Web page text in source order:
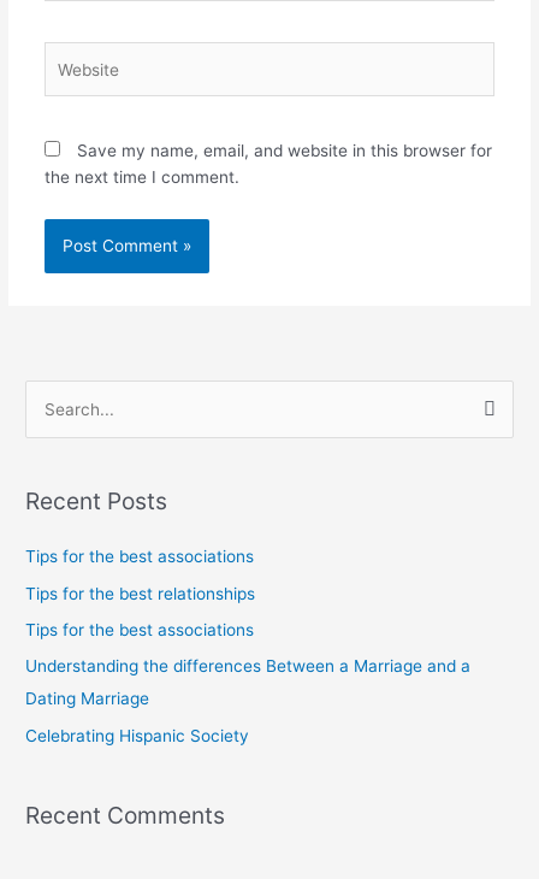
Save my name, email, and website in this browser for
the next time I comment.
r
o
r
:
Recent Posts
Tips for the best associations
Tips for the best relationships
Tips for the best associations
Understanding the differences Between a Marriage and a
Dating Marriage
Celebrating Hispanic Society
Recent Comments